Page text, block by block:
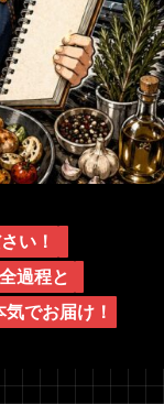
い！
過程と
でお届け！